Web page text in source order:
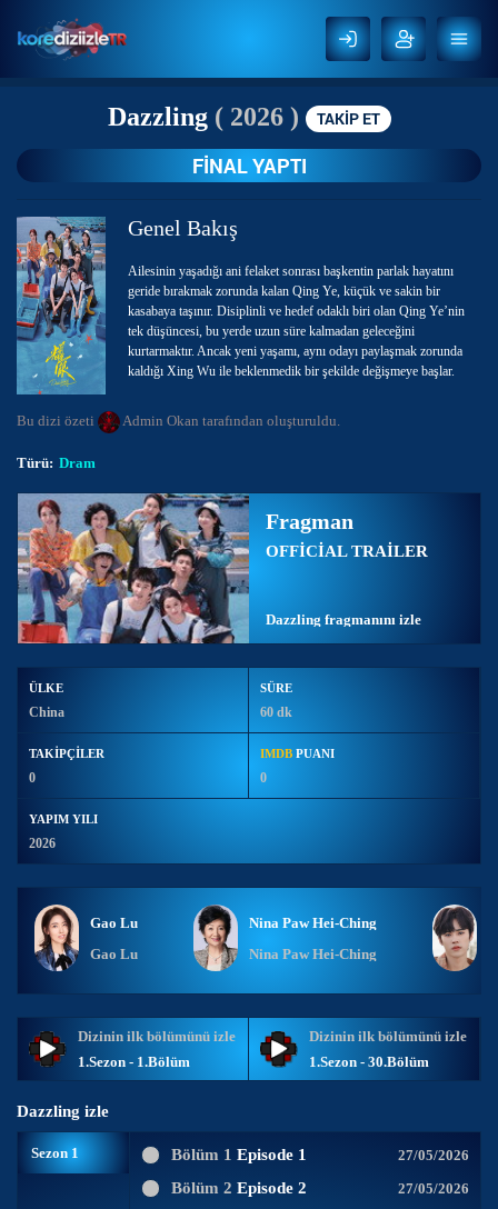
Dazzling ( 2026 ) TAKİP ET
FİNAL YAPTI
Genel Bakış
Ailesinin yaşadığı ani felaket sonrası başkentin parlak hayatını
geride bırakmak zorunda kalan Qing Ye, küçük ve sakin bir
kasabaya taşınır. Disiplinli ve hedef odaklı biri olan Qing Ye’nin
tek düşüncesi, bu yerde uzun süre kalmadan geleceğini
kurtarmaktır. Ancak yeni yaşamı, aynı odayı paylaşmak zorunda
kaldığı Xing Wu ile beklenmedik bir şekilde değişmeye başlar.
oynayarak geçiren ve çevresine kayıtsız görünen bir gençtir. İlk
tavrının ardında saklanan gerçek potansiyeli fark eder.
Birbirlerinin hayatına istemeden dokunan bu iki genç, zamanla
yalnızlıklarını ve yaralarını paylaşmaya başlar. Zorluklar karşısında
birlikte büyürken, yalnızca birbirlerini değil, kendilerini de yeniden
keşfederler. Hikâye, dostluk, iyileşme ve yeniden ayağa kalkma
üzerine sıcak ve duygusal bir yolculuk sunar.
Bu dizi özeti Admin Okan tarafından oluşturuldu.
Türü: Dram
Fragman
OFFİCİAL TRAİLER
Dazzling fragmanını izle
ÜLKE
China
SÜRE
60 dk
TAKİPÇİLER
0
IMDB PUANI
0
YAPIM YILI
2026
Gao Lu
Gao Lu
Nina Paw Hei-Ching
Nina Paw Hei-Ching
Dizinin ilk bölümünü izle
1.Sezon - 1.Bölüm
Dizinin ilk bölümünü izle
1.Sezon - 30.Bölüm
Dazzling izle
Sezon 1 Bölüm 1 Episode 1 27/05/2026
Bölüm 2 Episode 2 27/05/2026